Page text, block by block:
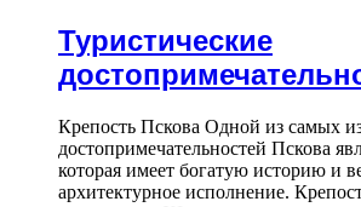
Туристические
Крепость Пскова Одной из самых
достопримечательностей Пскова
которая имеет богатую историю и
архитектурное исполнение.